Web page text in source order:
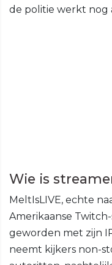
de politie werkt nog
Wie is
MeltIsLIVE, echte
Amerikaanse
geworden met zijn
neemt kijkers non-